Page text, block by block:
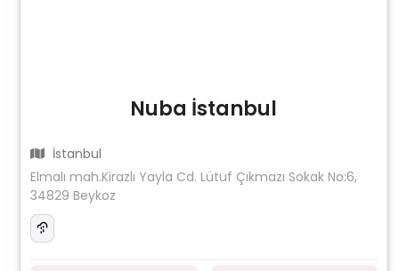
Nuba İstanbul
İstanbul
Elmalı mah.Kirazlı Yayla Cd. Lütuf Çıkmazı Sokak No:6,
34829 Beykoz